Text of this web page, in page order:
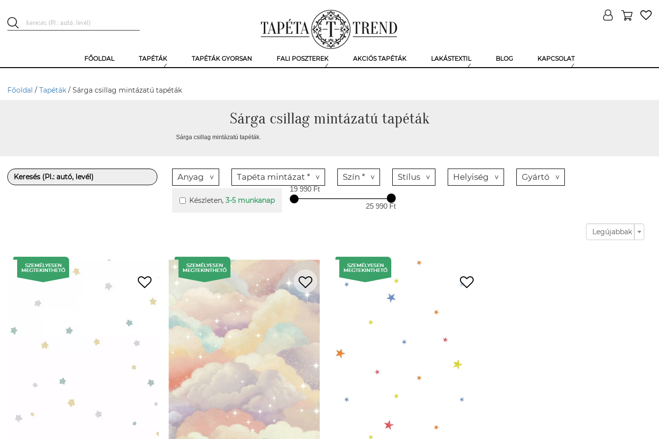
FŐOLDAL TAPÉTÁK TAPÉTÁK GYORSAN FALI POSZTEREK AKCIÓS TAPÉTÁK LAKÁSTEXTIL BLOG KAPCSOLAT
Főoldal / Tapéták / Sárga csillag mintázatú tapéták
Sárga csillag mintázatú tapéták
Sárga csillag mintázatú tapéták.
Anyag Tapéta mintázat * Szín * Stílus Helyiség Gyártó
Készleten, 3-5 munkanap
19 990 Ft
25 990 Ft
Legújabbak